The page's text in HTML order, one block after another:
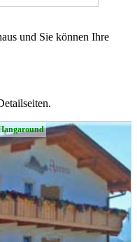
und Sie können Ihre